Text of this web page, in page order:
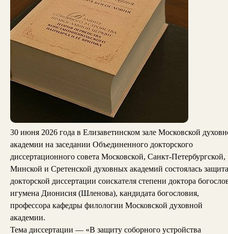
30 июня 2026 года в Елизаветинском зале Московской
академии на заседании Объединенного докторского
диссертационного совета Московской, Санкт-Петербургской,
Минской и Сретенской духовных академий состоялась защита
докторской диссертации соискателя степени доктора
игумена Дионисия (Шленова), кандидата богословия,
профессора кафедры филологии Московской духовной
академии.
Тема диссертации — «В защиту соборного устройства